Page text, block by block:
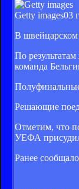
Getty images03
В швейцарском
По
команда
Решающие
Отметим, что
УЕФА
Ранее